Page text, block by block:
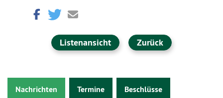
Listenansicht Zurück
Nachrichten Termine Beschlüsse